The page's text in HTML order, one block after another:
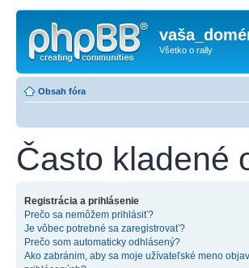
Všetko o rally
Obsah fóra
Často kladené
Registrácia a prihlásenie
Prečo sa nemôžem prihlásiť?
Je vôbec potrebné sa zaregistrovať?
Prečo som automaticky odhlásený?
Ako zabránim, aby sa moje užívateľské meno